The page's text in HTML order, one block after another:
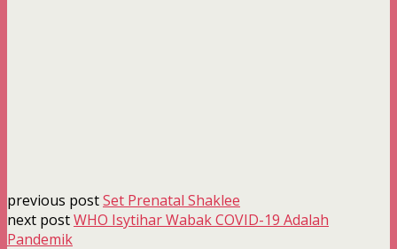
previous postSet Prenatal Shaklee
next postWHO Isytihar Wabak COVID-19 Adalah
Pandemik